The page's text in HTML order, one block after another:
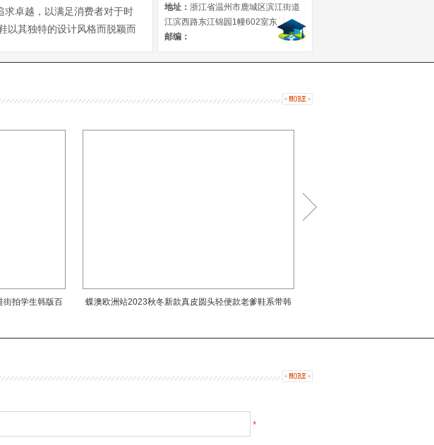
求卓越，以满足消费者对于时
以其独特的设计风格而脱颖而
求。品牌的设计团队经过精心
品牌严格把控每一个生产环
地址： 浙江省温州市鹿城区滨江街道
江滨西路东江锦园1幢602室东首
邮编：
街拍学生韩版百 蝶澳欧洲站2023秋冬新款真皮圆头轻便款老爹鞋系带韩
*